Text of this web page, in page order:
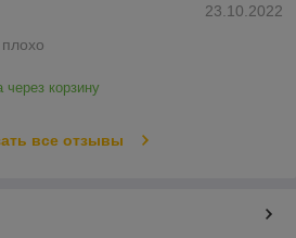
23.10.2022
корзину
все отзывы